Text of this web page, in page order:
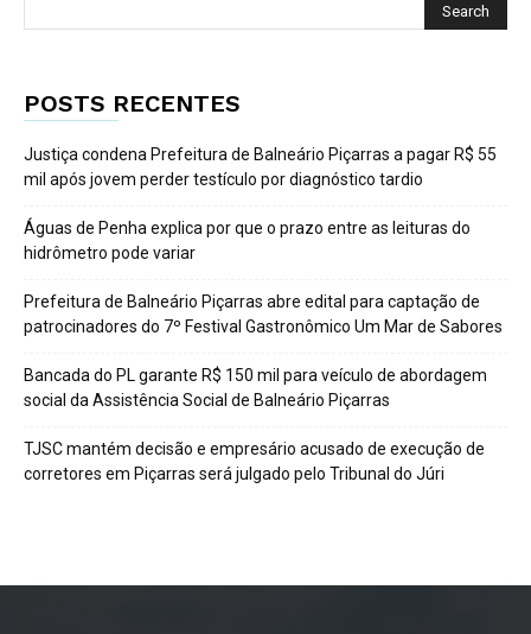
POSTS RECENTES
Justiça condena Prefeitura de Balneário Piçarras a pagar R$ 55
mil após jovem perder testículo por diagnóstico tardio
Águas de Penha explica por que o prazo entre as leituras do
hidrômetro pode variar
Prefeitura de Balneário Piçarras abre edital para captação de
patrocinadores do 7º Festival Gastronômico Um Mar de Sabores
Bancada do PL garante R$ 150 mil para veículo de abordagem
social da Assistência Social de Balneário Piçarras
TJSC mantém decisão e empresário acusado de execução de
corretores em Piçarras será julgado pelo Tribunal do Júri